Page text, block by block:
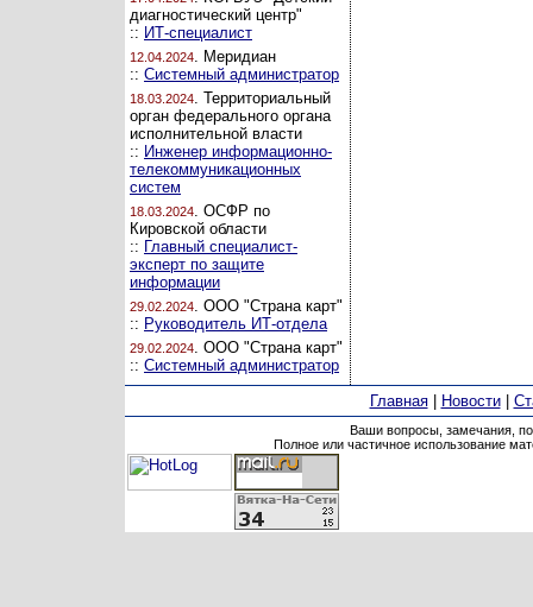
диагностический центр"
:: ИТ-специалист
12.04.2024. Меридиан
:: Системный администратор
18.03.2024. Территориальный
орган федерального органа
исполнительной власти
:: Инженер информационно-
телекоммуникационных
систем
18.03.2024. ОСФР по
Кировской области
:: Главный специалист-
эксперт по защите
информации
29.02.2024. ООО "Страна карт"
:: Руководитель ИТ-отдела
29.02.2024. ООО "Страна карт"
:: Системный администратор
Главная| Новости|
Ваши вопросы, замечания,
Полное или частичное использование